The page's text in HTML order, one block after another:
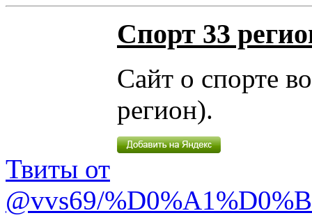
Спорт 33
Сайт о спорте
регион).
Твиты от
@vvs69/